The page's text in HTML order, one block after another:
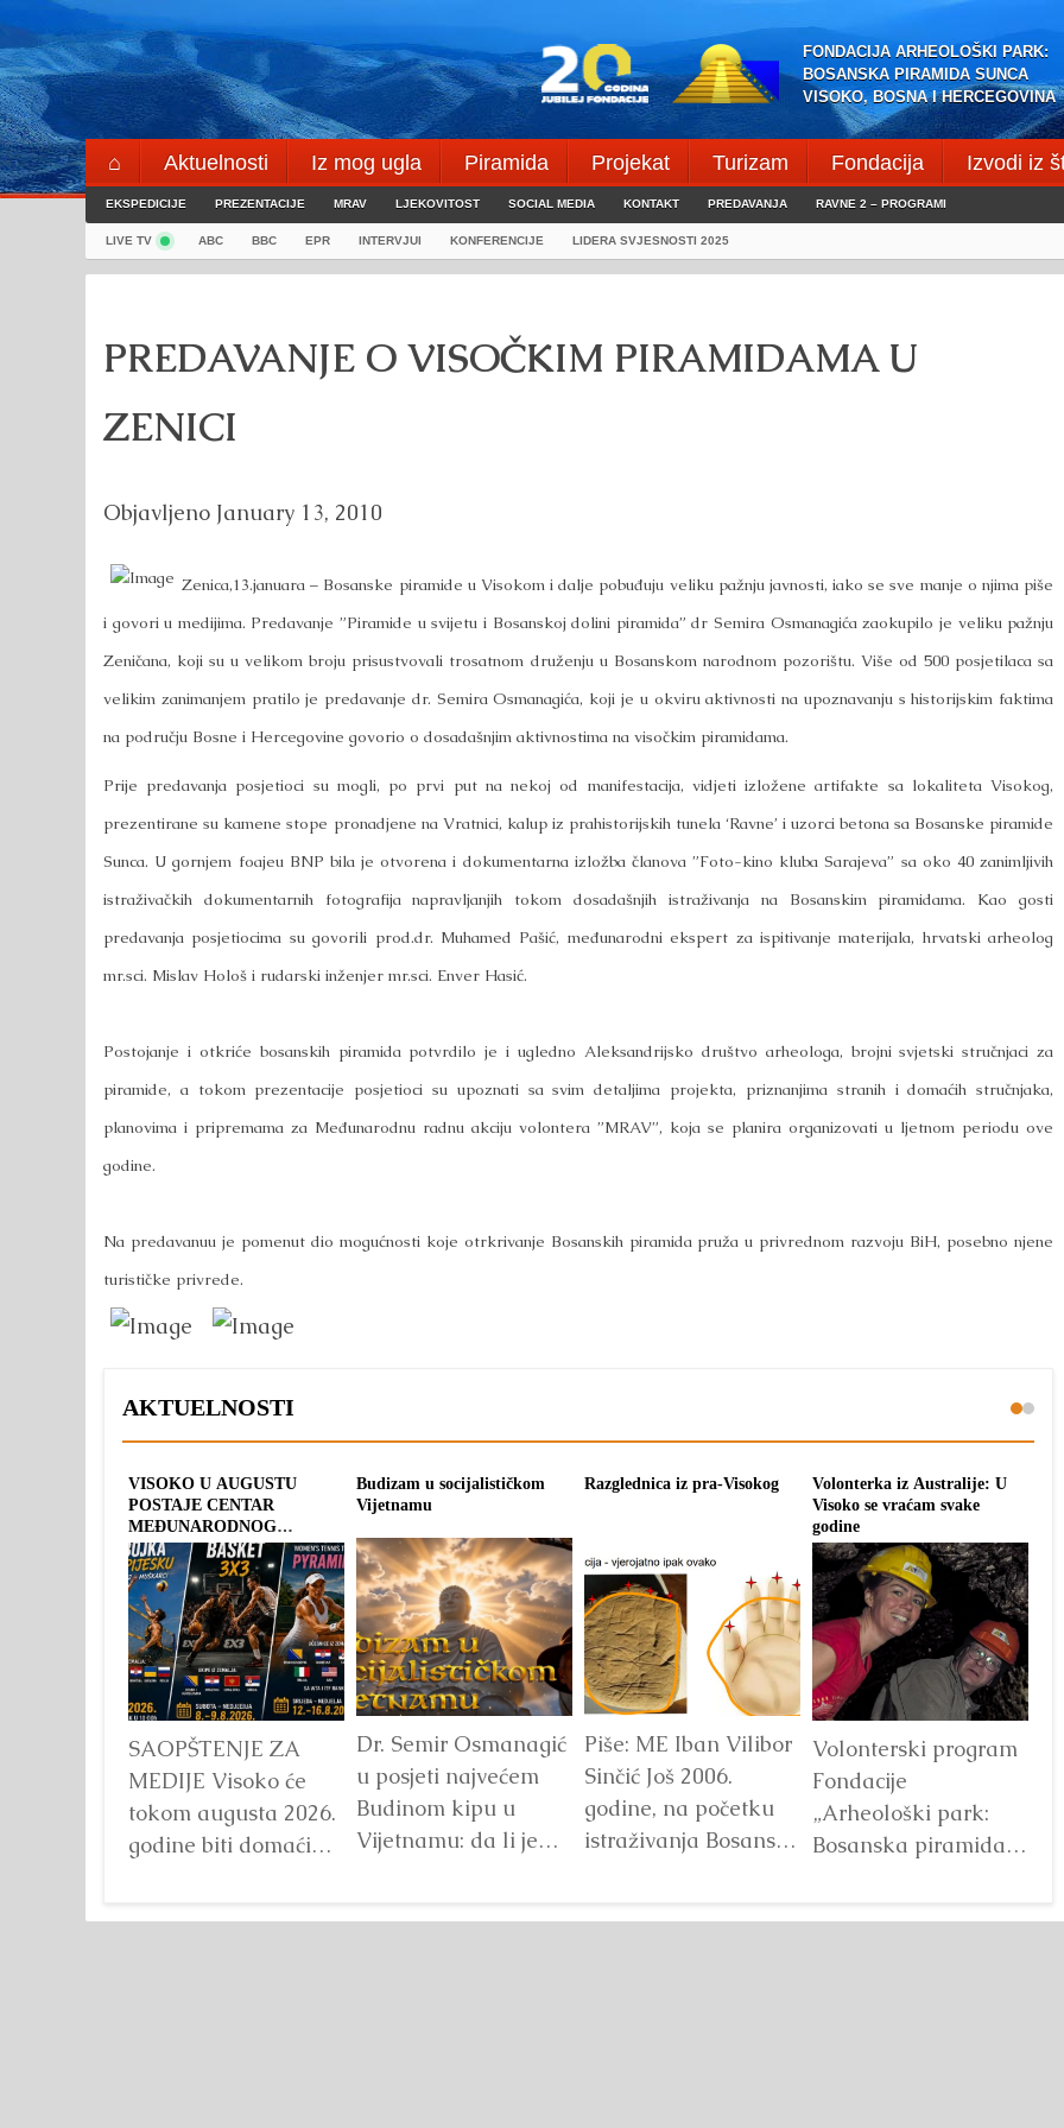
Skip
to
content
FONDACIJA ARHEOLOŠKI PARK:
BOSANSKA PIRAMIDA SUNCA
VISOKO, BOSNA I HERCEGOVINA
⌂ Aktuelnosti Iz mog ugla Piramida Projekat Turizam Fondacija Izvodi iz
Blogeri
⌖
EKSPEDICIJE PREZENTACIJE MRAV LJEKOVITOST SOCIAL MEDIA KONTAKT PREDAVANJA RAVNE 2 – PROGRAMI
LIVE TV ABC BBC EPR INTERVJUI KONFERENCIJE LIDERA SVJESNOSTI 2025
PREDAVANJE O VISOČKIM PIRAMIDAMA U
ZENICI
Objavljeno January 13, 2010
Zenica,13.januara – Bosanske piramide u Visokom i dalje pobuđuju veliku pažnju javnosti, iako se sve manje o njima piše
i govori u medijima. Predavanje ”Piramide u svijetu i Bosanskoj dolini piramida” dr Semira Osmanagića zaokupilo je veliku pažnju
Zeničana, koji su u velikom broju prisustvovali trosatnom druženju u Bosanskom narodnom pozorištu. Više od 500 posjetilaca sa
velikim zanimanjem pratilo je predavanje dr. Semira Osmanagića, koji je u okviru aktivnosti na upoznavanju s historijskim faktima
na području Bosne i Hercegovine govorio o dosadašnjim aktivnostima na visočkim piramidama.
Prije predavanja posjetioci su mogli, po prvi put na nekoj od manifestacija, vidjeti izložene artifakte sa lokaliteta Visokog,
prezentirane su kamene stope pronadjene na Vratnici, kalup iz prahistorijskih tunela ‘Ravne’ i uzorci betona sa Bosanske piramide
Sunca. U gornjem foajeu BNP bila je otvorena i dokumentarna izložba članova ”Foto-kino kluba Sarajeva” sa oko 40 zanimljivih
istraživačkih dokumentarnih fotografija napravljanjih tokom dosadašnjih istraživanja na Bosanskim piramidama. Kao gosti
predavanja posjetiocima su govorili prod.dr. Muhamed Pašić, međunarodni ekspert za ispitivanje materijala, hrvatski arheolog
mr.sci. Mislav Hološ i rudarski inženjer mr.sci. Enver Hasić.
Postojanje i otkriće bosanskih piramida potvrdilo je i ugledno Aleksandrijsko društvo arheologa, brojni svjetski stručnjaci za
piramide, a tokom prezentacije posjetioci su upoznati sa svim detaljima projekta, priznanjima stranih i domaćih stručnjaka,
planovima i pripremama za Međunarodnu radnu akciju volontera ”MRAV”, koja se planira organizovati u ljetnom periodu ove
godine.
Na predavanuu je pomenut dio mogućnosti koje otrkrivanje Bosanskih piramida pruža u privrednom razvoju BiH, posebno njene
turističke privrede.
AKTUELNOSTI
VISOKO U AUGUSTU
POSTAJE CENTAR
MEĐUNARODNOG
SPORTA: TRI OLIMPIJSKA
TURNIRA POD
ZAJEDNIČKIM IMENOM
“PYRAMID CUP 2026”
SAOPŠTENJE ZA
MEDIJE Visoko će
tokom augusta 2026.
godine biti domaćin
Budizam u socijalističkom
Vijetnamu
Dr. Semir Osmanagić
u posjeti najvećem
Budinom kipu u
Vijetnamu: da li je
Razglednica iz pra-Visokog
Piše: ME Iban Vilibor
Sinčić Još 2006.
godine, na početku
istraživanja Bosanske
Volonterka iz Australije: U
Visoko se vraćam svake
godine
Volonterski program
Fondacije
„Arheološki park:
Bosanska piramida